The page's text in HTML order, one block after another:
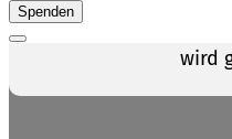
Spenden